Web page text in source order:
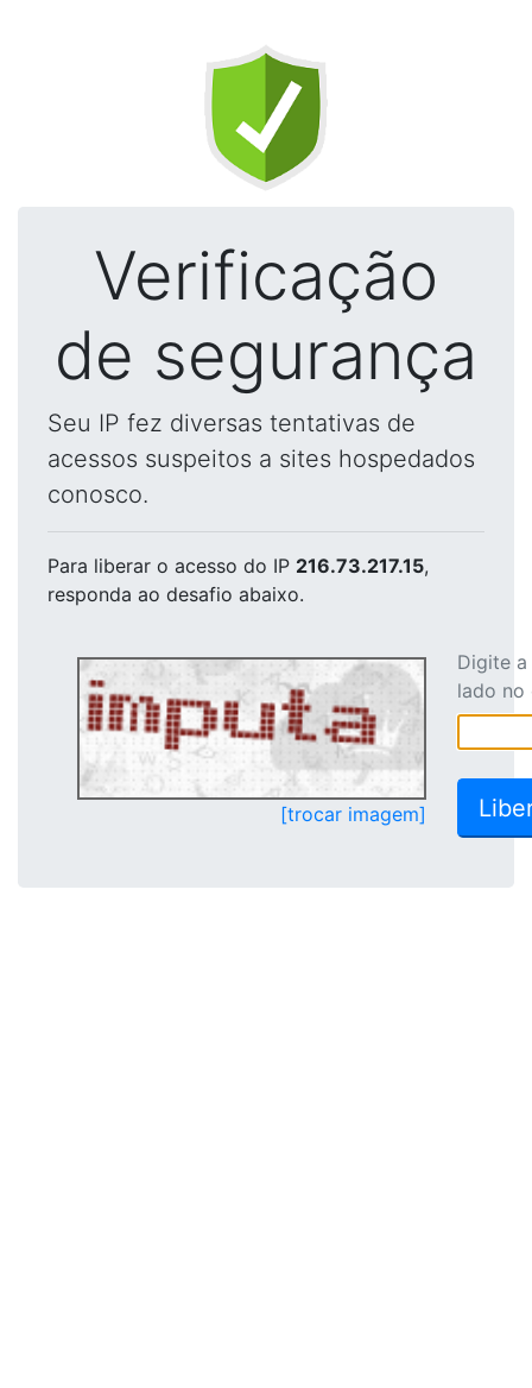
Verificação
de segurança
Seu IP fez diversas tentativas de
acessos suspeitos a sites hospedados
conosco.
Para liberar o acesso do IP 216.73.217.15,
responda ao desafio abaixo.
[trocar imagem]
Digite
lado no